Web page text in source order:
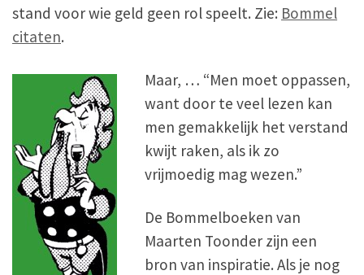
stand voor wie geld geen rol speelt. Zie: Bommel
citaten.
Maar, … “Men moet oppassen,
want door te veel lezen kan
men gemakkelijk het verstand
kwijt raken, als ik zo
vrijmoedig mag wezen.”
De Bommelboeken van
Maarten Toonder zijn een
bron van inspiratie. Als je nog